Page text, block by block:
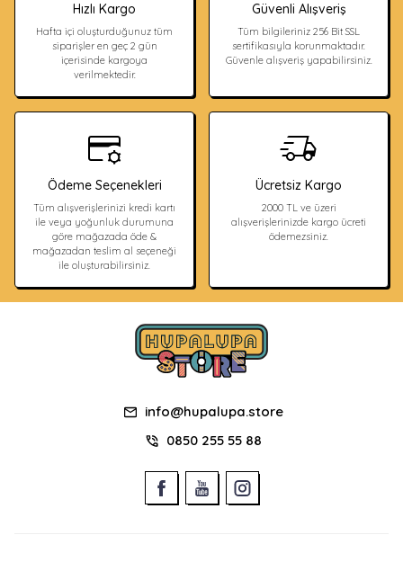
Hızlı Kargo
Hafta içi oluşturduğunuz tüm
siparişler en geç 2 gün
içerisinde kargoya
verilmektedir.
Güvenli Alışveriş
Tüm bilgileriniz 256 Bit SSL
sertifikasıyla korunmaktadır.
Güvenle alışveriş yapabilirsiniz.
Ödeme Seçenekleri
Tüm alışverişlerinizi kredi kartı
ile veya yoğunluk durumuna
göre mağazada öde &
mağazadan teslim al seçeneği
ile oluşturabilirsiniz.
Ücretsiz Kargo
2000 TL ve üzeri
alışverişlerinizde kargo ücreti
ödemezsiniz.
info@hupalupa.store
0850 255 55 88